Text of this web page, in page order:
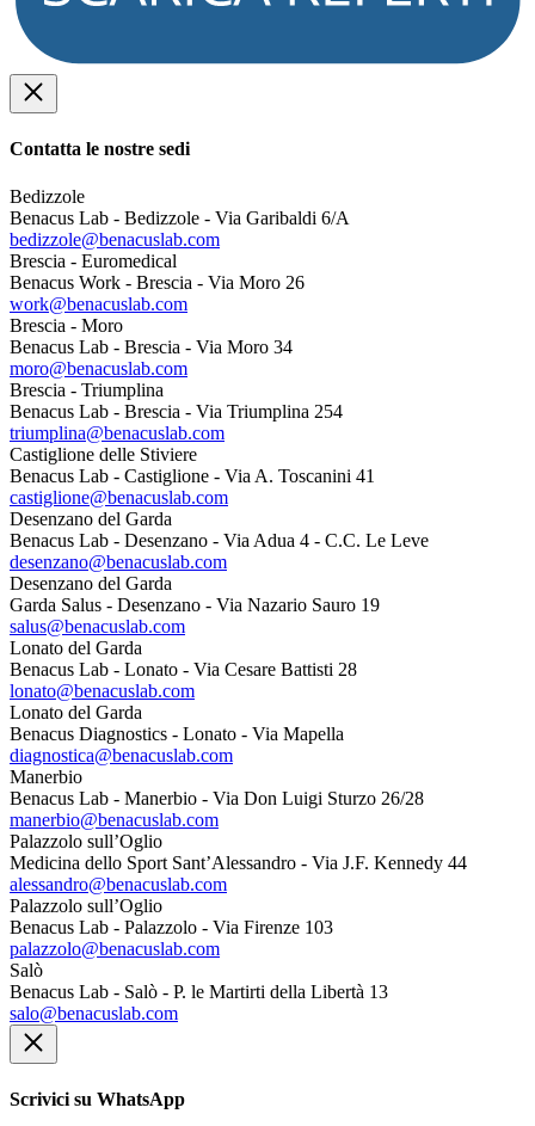
Contatta le nostre sedi
Bedizzole
Benacus Lab - Bedizzole - Via Garibaldi 6/A
bedizzole@benacuslab.com
Brescia - Euromedical
Benacus Work - Brescia - Via Moro 26
work@benacuslab.com
Brescia - Moro
Benacus Lab - Brescia - Via Moro 34
moro@benacuslab.com
Brescia - Triumplina
Benacus Lab - Brescia - Via Triumplina 254
triumplina@benacuslab.com
Castiglione delle Stiviere
Benacus Lab - Castiglione - Via A. Toscanini 41
castiglione@benacuslab.com
Desenzano del Garda
Benacus Lab - Desenzano - Via Adua 4 - C.C. Le Leve
desenzano@benacuslab.com
Desenzano del Garda
Garda Salus - Desenzano - Via Nazario Sauro 19
salus@benacuslab.com
Lonato del Garda
Benacus Lab - Lonato - Via Cesare Battisti 28
lonato@benacuslab.com
Lonato del Garda
Benacus Diagnostics - Lonato - Via Mapella
diagnostica@benacuslab.com
Manerbio
Benacus Lab - Manerbio - Via Don Luigi Sturzo 26/28
manerbio@benacuslab.com
Palazzolo sull’Oglio
Medicina dello Sport Sant’Alessandro - Via J.F. Kennedy 44
alessandro@benacuslab.com
Palazzolo sull’Oglio
Benacus Lab - Palazzolo - Via Firenze 103
palazzolo@benacuslab.com
Salò
Benacus Lab - Salò - P. le Martirti della Libertà 13
salo@benacuslab.com
Scrivici su WhatsApp